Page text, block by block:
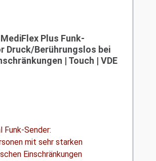
Plus Funk-
Druck/Berührungslos bei
| Touch | VDE
Funk-Sender:
mit sehr starken
Einschränkungen